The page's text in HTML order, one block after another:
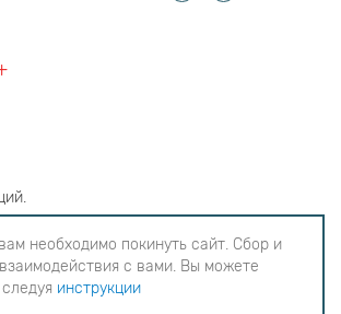
на
необходимо покинуть сайт. Сбор и
с вами. Вы можете
инструкции